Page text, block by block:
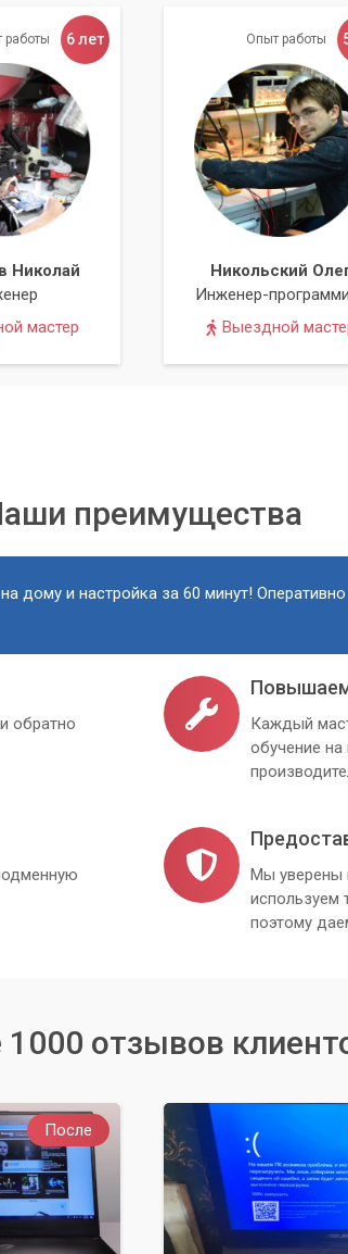
работы 6 лет
Николай
мастер
Опыт работы
Никольский
Инженер-
Выездной
преимущества
дому и настройка за 60 минут!
обратно
Каждый
обучение
Мы уверены
используем
поэтому
1000 отзывов
После